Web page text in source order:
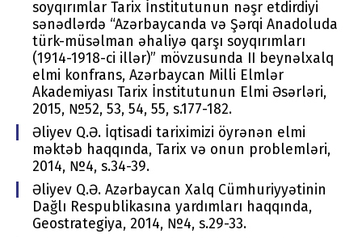
soyqırımlar Tarix İnstitutunun nəşr etdirdiyi
sənədlərdə “Azərbaycanda və Şərqi Anadoluda
türk-müsəlman əhaliyə qarşı soyqırımları
(1914-1918-ci illər)” mövzusunda II beynəlxalq
elmi konfrans, Azərbaycan Milli Elmlər
Akademiyası Tarix İnstitutunun Elmi Əsərləri,
2015, №52, 53, 54, 55, s.177-182.
Əliyev Q.Ə. İqtisadi tariximizi öyrənən elmi
məktəb haqqında, Tariх və оnun prоblеmləri,
2014, №4, s.34-39.
Əliyev Q.Ə. Azərbaycan Xalq Cümhuriyyətinin
Dağlı Respublikasına yardımları haqqında,
Geostrategiya, 2014, №4, s.29-33.